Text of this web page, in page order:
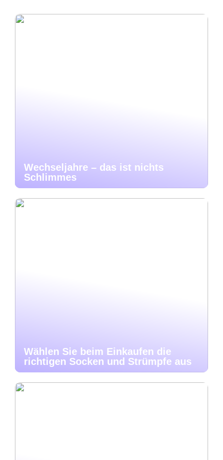
Wechseljahre – das ist nichts
Schlimmes
Wählen Sie beim Einkaufen die
richtigen Socken und Strümpfe aus